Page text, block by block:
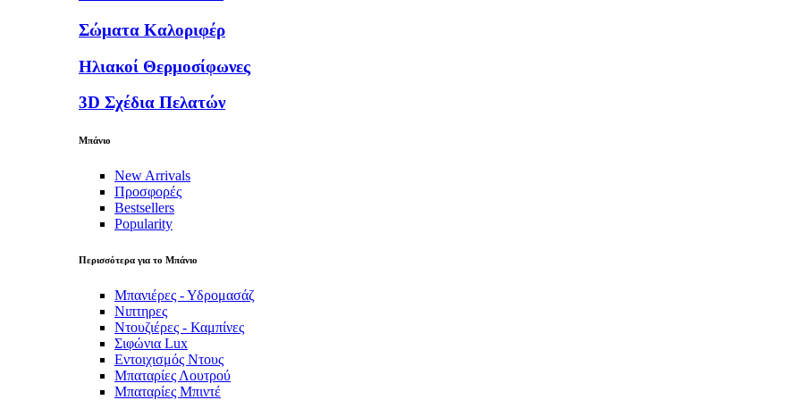
Σώματα Καλοριφέρ
Ηλιακοί Θερμοσίφωνες
3D Σχέδια Πελατών
Μπάνιο
New Arrivals
Προσφορές
Bestsellers
Popularity
Περισσότερα για το Μπάνιο
Μπανιέρες - Υδρομασάζ
Νιπτηρες
Ντουζιέρες - Καμπίνες
Σιφώνια Lux
Εντοιχισμός Ντους
Μπαταρίες Λουτρού
Μπαταρίες Μπιντέ